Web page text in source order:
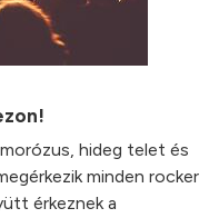
hideg telet és
minden rocker
érkeznek a